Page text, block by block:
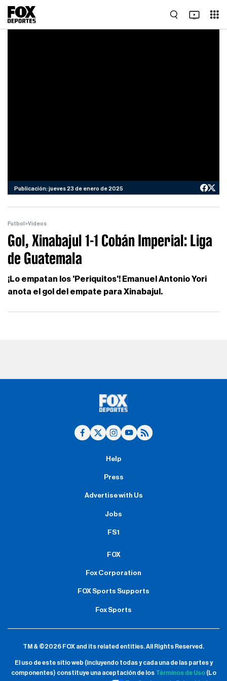
Publicación: jueves 23 de enero de 2025
Futbol >Videos
Gol, Xinabajul 1-1 Cobán Imperial: Liga
de Guatemala
¡Lo empatan los 'Periquitos'! Emanuel Antonio Yori
anota el gol del empate para Xinabajul.
Help
Press
Advertise with Us
Jobs
FS1
FOX
Fox Corporation
FOX Sports Supports
Fox Sports
TM & ©2026 FOX and its related entities.All Rights Reserved.
El uso de este sitio web (incluyendo todas y cada una de las partes y
componentes) constituye una aceptación de los Términos de Uso(Lo